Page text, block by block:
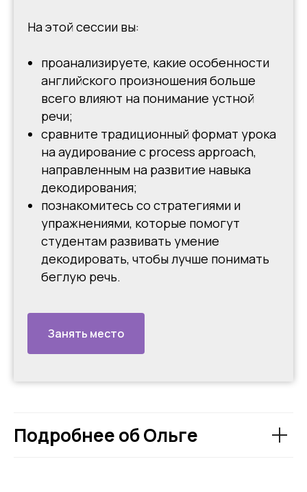
На этой сессии вы:
проанализируете, какие особенности
английского произношения больше
всего влияют на понимание устной
речи;
сравните традиционный формат урока
на аудирование с process approach,
направленным на развитие навыка
декодирования;
познакомитесь со стратегиями и
упражнениями, которые помогут
студентам развивать умение
декодировать, чтобы лучше понимать
беглую речь.
Занять место
Подробнее об Ольге